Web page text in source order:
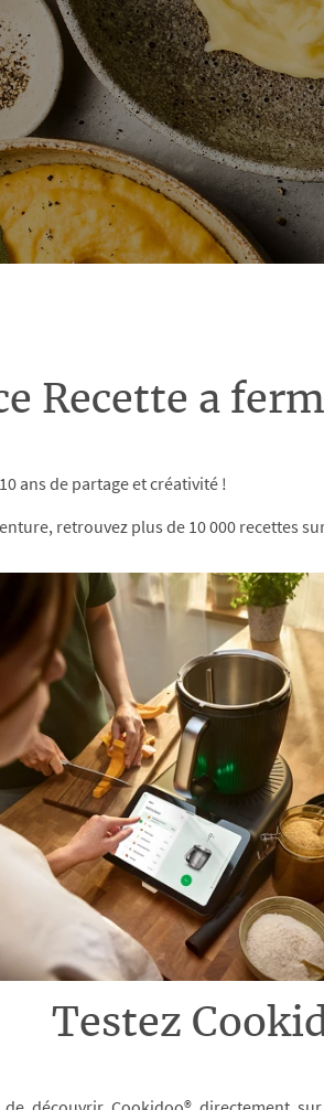
Recette a
ans de partage et créativité !
retrouvez plus de 10 000 recettes
Testez